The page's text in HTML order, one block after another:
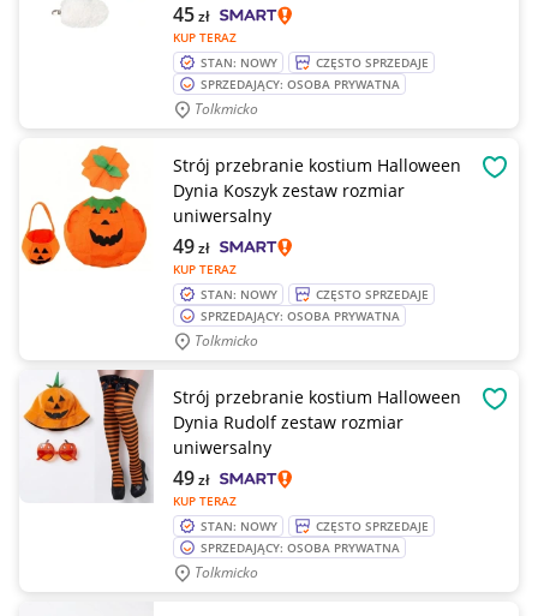
KUP TERAZ
45zł
STAN: NOWY
CZĘSTO SPRZEDAJE
SPRZEDAJĄCY: OSOBA PRYWATNA
Tolkmicko
Strój przebranie kostium Halloween
Dynia Koszyk zestaw rozmiar
uniwersalny
KUP TERAZ
49zł
STAN: NOWY
CZĘSTO SPRZEDAJE
SPRZEDAJĄCY: OSOBA PRYWATNA
Tolkmicko
Strój przebranie kostium Halloween
Dynia Rudolf zestaw rozmiar
uniwersalny
KUP TERAZ
49zł
STAN: NOWY
CZĘSTO SPRZEDAJE
SPRZEDAJĄCY: OSOBA PRYWATNA
Tolkmicko